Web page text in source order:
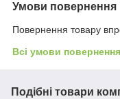
Умови повернення
Повернення товару
Всі умови повернення
Подібні товари